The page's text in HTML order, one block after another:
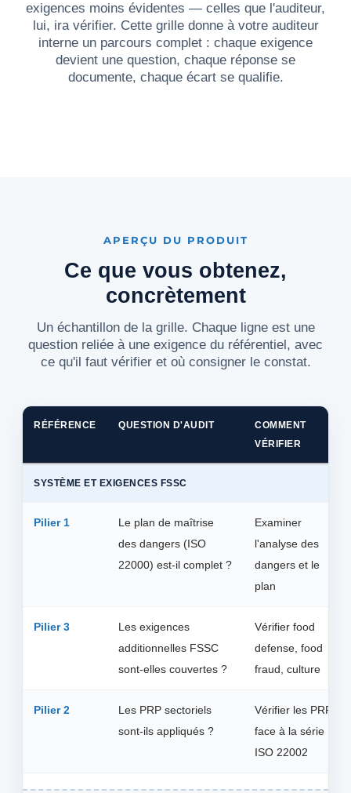
exigences moins évidentes — celles que l'auditeur,
lui, ira vérifier. Cette grille donne à votre auditeur
interne un parcours complet : chaque exigence
devient une question, chaque réponse se
documente, chaque écart se qualifie.
APERÇU DU PRODUIT
Ce que vous obtenez,
concrètement
Un échantillon de la grille. Chaque ligne est une
question reliée à une exigence du référentiel, avec
ce qu'il faut vérifier et où consigner le constat.
RÉFÉRENCE QUESTION D'AUDIT
COMMENT
VÉRIFIER
SYSTÈME ET EXIGENCES FSSC
Pilier 1
Le plan de maîtrise
des dangers (ISO
22000) est-il complet ?
Examiner
l'analyse des
dangers et le
plan
Pilier 3
Les exigences
additionnelles FSSC
sont-elles couvertes ?
Vérifier food
defense, food
fraud, culture
Pilier 2
Les PRP sectoriels
sont-ils appliqués ?
Vérifier les PRP
face à la série
ISO 22002